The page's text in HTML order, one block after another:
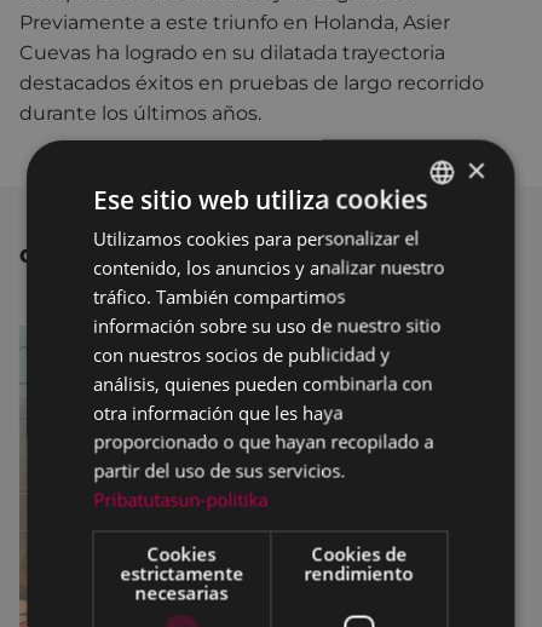
Previamente a este triunfo en Holanda, Asier
Cuevas ha logrado en su dilatada trayectoria
destacados éxitos en pruebas de largo recorrido
durante los últimos años.
OTRAS NOTICIAS
BASQUE
SPANISH
×
Ese sitio web utiliza cookies
Utilizamos cookies para personalizar el
contenido, los anuncios y analizar nuestro
tráfico. También compartimos
información sobre su uso de nuestro sitio
con nuestros socios de publicidad y
análisis, quienes pueden combinarla con
otra información que les haya
proporcionado o que hayan recopilado a
partir del uso de sus servicios.
Pribatutasun-politika
Cookies
estrictamente
necesarias
Cookies de
rendimiento